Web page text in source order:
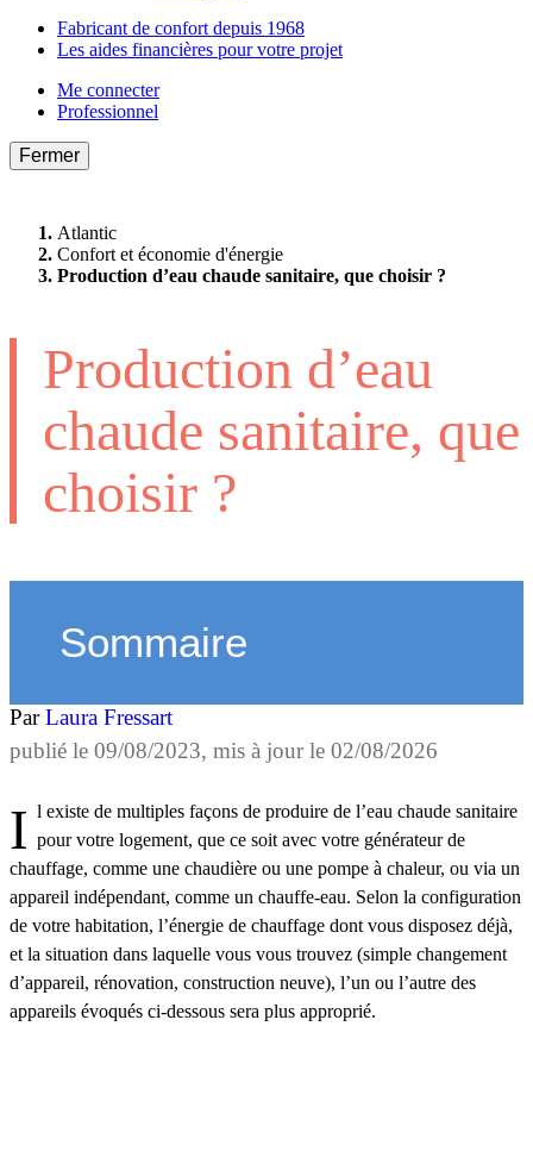
Fabricant de confort depuis 1968
Les aides financières pour votre projet
Me connecter
Professionnel
Fermer
Atlantic
Confort et économie d'énergie
Production d’eau chaude sanitaire, que choisir ?
Production d’eau
chaude sanitaire, que
choisir ?
Sommaire
ParLaura Fressart
publié le 09/08/2023, mis à jour le 02/08/2026
Il existe de multiples façons de produire de l’eau chaude sanitaire pour votre logement, que ce soit avec votre générateur de
chauffage, comme une chaudière ou une pompe à chaleur, ou via un
appareil indépendant, comme un chauffe-eau. Selon la configuration
de votre habitation, l’énergie de chauffage dont vous disposez déjà,
et la situation dans laquelle vous vous trouvez (simple changement
d’appareil, rénovation, construction neuve), l’un ou l’autre des
appareils évoqués ci-dessous sera plus approprié.